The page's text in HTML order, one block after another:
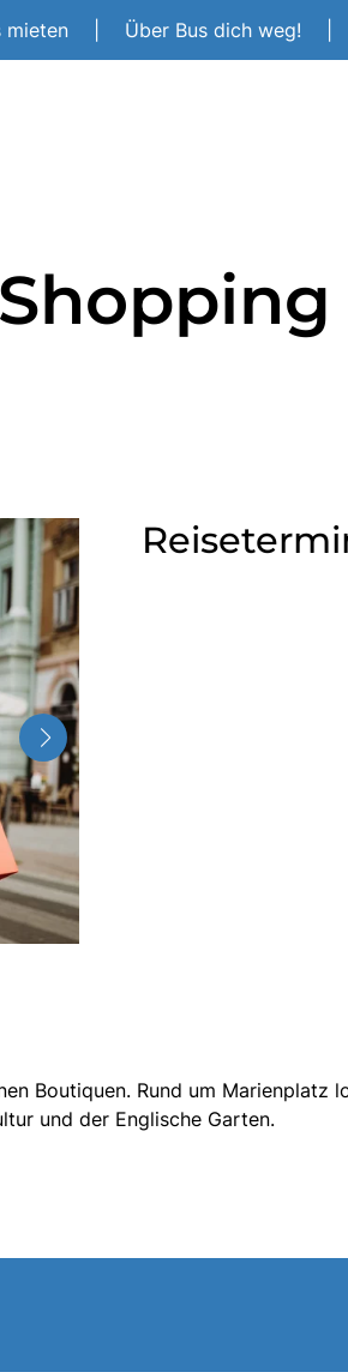
mieten Über Bus dich weg!
Boutiquen. Rund um Marienplatz
und der Englische Garten.